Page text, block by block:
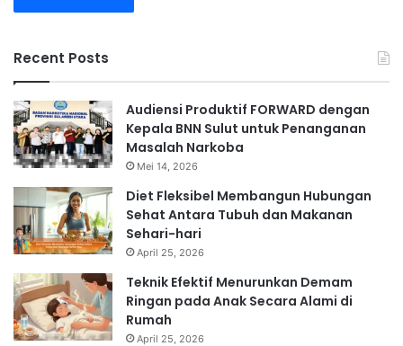
Recent Posts
Audiensi Produktif FORWARD dengan
Kepala BNN Sulut untuk Penanganan
Masalah Narkoba
Mei 14, 2026
Diet Fleksibel Membangun Hubungan
Sehat Antara Tubuh dan Makanan
Sehari-hari
April 25, 2026
Teknik Efektif Menurunkan Demam
Ringan pada Anak Secara Alami di
Rumah
April 25, 2026